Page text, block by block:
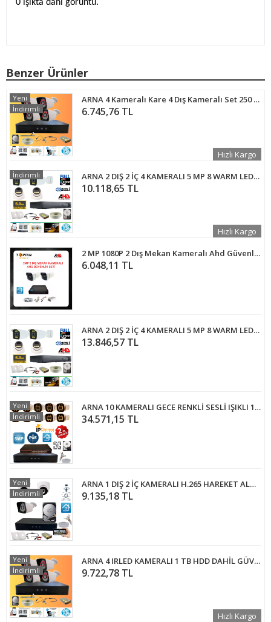
0 ışıkta dahi görüntü.
Benzer Ürünler
ARNA 4 Kameralı Kare 4 Dış Kameralı Set 250 GB Harddisk Full HD Gece Görüşlü Güvenlik Kamerası Sistemi
6.745,76 TL
Yeni
İndirimli
Hızlı Kargo
ARNA 2 DIŞ 2 İÇ 4 KAMERALI 5 MP 8 WARM LEDLİ WATERPROOF AHD GÜVENLİK SETİ 500 GB HDD DAHİL- ST-50058WT
10.118,65 TL
İndirimli
Hızlı Kargo
2 MP 1080P 2 Dış Mekan Kameralı Ahd Güvenlik Seti ARNA-7142
6.048,11 TL
ARNA 2 DIŞ 2 İÇ 4 KAMERALI 5 MP 8 WARM LEDLİ WATERPROOF AHD GÜVENLİK SETİ 2 TB HDD DAHİL- ST-2058WT
13.846,57 TL
ARNA 10 KAMERALI GECE RENKLİ SESLİ IŞIKLI 1 TB HDD DAHİL IP KAMERA SİSTEMİ - ST5101W
34.571,15 TL
Yeni
İndirimli
ARNA 1 DIŞ 2 İÇ KAMERALI H.265 HAREKET ALGILAMA ÖZELLİKLİ 1 TB HDD DAHİL 3'LÜ KAMERA SİSTEMİ - ST2121F
9.135,18 TL
Yeni
İndirimli
ARNA 4 IRLED KAMERALI 1 TB HDD DAHİL GÜVENLİK SETİ - ST124
9.722,78 TL
Yeni
İndirimli
Hızlı Kargo